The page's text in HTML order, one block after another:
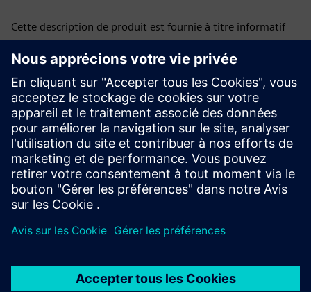
Cette description de produit est fournie à titre informatif
uniquement. Elle ne constitue ni une offre ni une invitation
à présenter une offre en vue de conclure une convention de
financement, et ne doit pas être interprétée comme telle.
Toute demande de financement est évaluée en fonction des
circonstances propres à chaque situation. Les solutions de
financement sont offertes par Siemens Financial Services,
par l’intermédiaire de ses SFS, qui exercent leurs activités
dans différents pays et proposent des produits assujettis
aux lois et exigences réglementaires applicables.